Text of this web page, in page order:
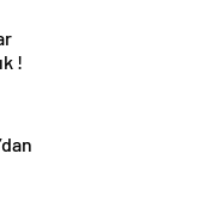
!